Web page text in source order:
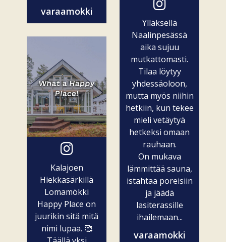
varaamokki
Kalajoen
Hiekkasärkillä
Lomamökki
Happy Place on
juurikin sitä mitä
nimi lupaa. 🥰
Ylläksellä
Naalinpesässä
aika sujuu
mutkattomasti.
Tilaa löytyy
yhdessäoloon,
mutta myös niihin
hetkiin, kun tekee
mieli vetäytyä
hetkeksi omaan
rauhaan.
On mukava
lämmittää sauna,
istahtaa poreisiin
ja jäädä
lasiterassille
ihailemaan...
varaamokki